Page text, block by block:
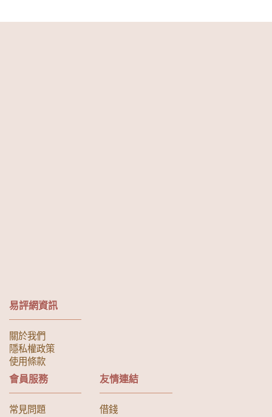
易評網資訊
關於我們
隱私權政策
使用條款
會員服務
常見問題
友情連結
借錢